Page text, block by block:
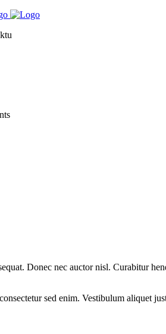
Donec nec auctor nisl. Curabitur
sed enim. Vestibulum aliquet